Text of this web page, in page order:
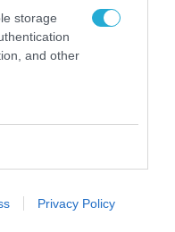
storage
and other
Privacy Policy
έχουμε